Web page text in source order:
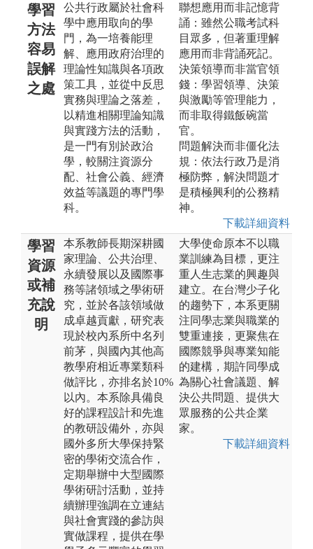
學習
方法
容易
誤解
之處
公共行政屬於社會科
學中應用取向的學
門，為一培養能理
解、應用政府治理的
理論性知識與各項政
策工具，並從中反思
實務與理論之落差，
以精進相關理論知識
與實踐方法的活動，
是一門有別於政治
學，較關注資源分
配、社會公義、經濟
效益等議題的專門學
科。
聯想應用而非記憶背
誦：雖然公職考試科
目眾多，但著重理解
應用而非背誦死記。
決策領導而非當官領
錢：學習領導、決策
與激勵等管理能力，
而非取得鐵飯碗當
官。
問題解決而非僵化法
規：依法行政乃是消
極防弊，解決問題才
是積極興利的公務精
神。
下載詳細資料
學習
資源
或補
充說
明
本系教師長期深耕國
家理論、公共治理、
永續發展以及國際事
務等諸領域之學術研
究，並於各該領域做
成卓越貢獻，研究表
現於校內系所中名列
前茅，與國內其他高
教學府相近專業類科
做評比，亦排名於10%
以內。本系除具備良
好的課程設計和先進
的教研設備外，亦與
國外多所大學保持緊
密的學術交流合作，
定期舉辦中大型國際
學術研討活動，並持
續辦理強調在立連結
與社會實踐的參訪與
實做課程，提供在學
大學使命原本不以職
業訓練為目標，更注
重人生志業的興趣與
建立。在台灣少子化
的趨勢下，本系更關
注同學志業與職業的
雙重連接，更聚焦在
國際競爭與專業知能
的建構，期許同學成
為關心社會議題、解
決公共問題、提供大
眾服務的公共企業
家。
下載詳細資料